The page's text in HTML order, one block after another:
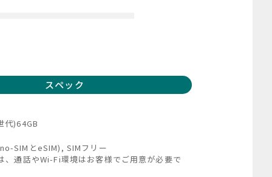
スペック
代)64GB
SIMとeSIM), SIMフリー
、通話やWi-Fi環境はお客様でご用意が必要で